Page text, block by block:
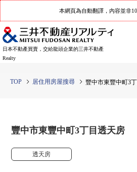
本網頁為自動翻譯，內容並非
日本不動產買賣，交給龍頭企業的三井不動產
Realty
TOP 居住用房屋搜尋 豐中市東豐中町3
豐中市東豐中町3丁目透天房
透天房